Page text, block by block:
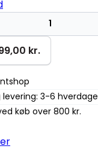
kr.
levering: 3-6 hverdage
køb over 800 kr.